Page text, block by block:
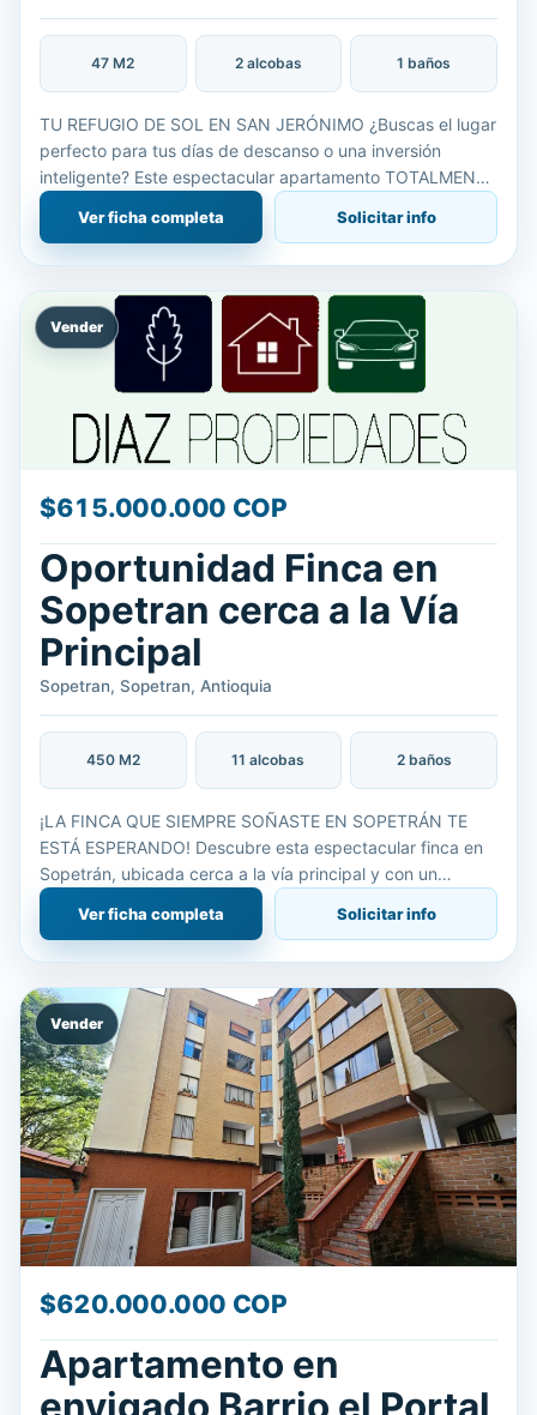
47 M2 2 alcobas 1 baños
TU REFUGIO DE SOL EN SAN JERÓNIMO ¿Buscas el lugar
perfecto para tus días de descanso o una inversión
inteligente? Este espectacular apartamento TOTALMENTE
REMODELADO lo tiene todo. Ubicado estratégicamente
para que disf
Ver ficha completa Solicitar info
Vender
Oportunidad Finca en
Sopetran cerca a la Vía
Principal
Sopetran, Sopetran, Antioquia
$615.000.000 COP
450 M2 11 alcobas 2 baños
¡LA FINCA QUE SIEMPRE SOÑASTE EN SOPETRÁN TE
ESTÁ ESPERANDO! Descubre esta espectacular finca en
Sopetrán, ubicada cerca a la vía principal y con un
entorno perfecto para disfrutar del descanso, la
tranquilidad y el clim
Ver ficha completa Solicitar info
Vender
Apartamento en
$620.000.000 COP